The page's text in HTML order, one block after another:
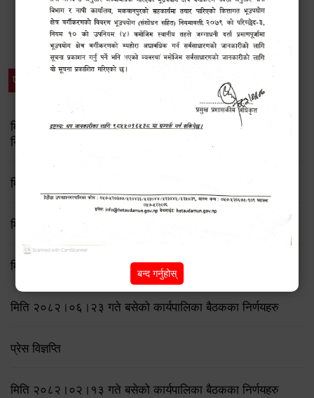
विशेष विवरणहरु
प्रेस नोट
मिति २०८३ जेष्ठ १७ गते बसेको ८३औं नगर कार्यपालिकाको बैठकको
निर्णय
मिति २०८२/८/२१ गते बसेको ७६ औँ कार्यपालिका बैठकका निर्णयहरु
मिति २०८२/८/११ गते बसेको ७५ औँ कार्यपालिका बैठकका निर्णयहरु
मिति २०८२/७/१९ गते बसेको ७४ औँ कार्यपालिका बैठकका निर्णयहरु
मिति २०८२।०६।२३ गते बसेको कार्यपालिका बैठकका निर्णयहरु
प्रेस विज्ञप्ति
मिति २०८२।०२।१३ गते बसेको कार्यपालिका बैठकका निर्णयहरु
बन्द गर्नुहोस्